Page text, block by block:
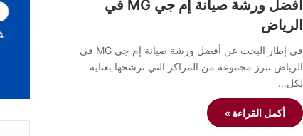
أفضل ورشة صيانة إم جي MG في
الرياض
في إطار البحث عن أفضل ورشة صيانة إم جي MG في
الرياض تبرز مجموعة من المراكز التي نرشحها بعناية
لكل…
أكمل القراءة »